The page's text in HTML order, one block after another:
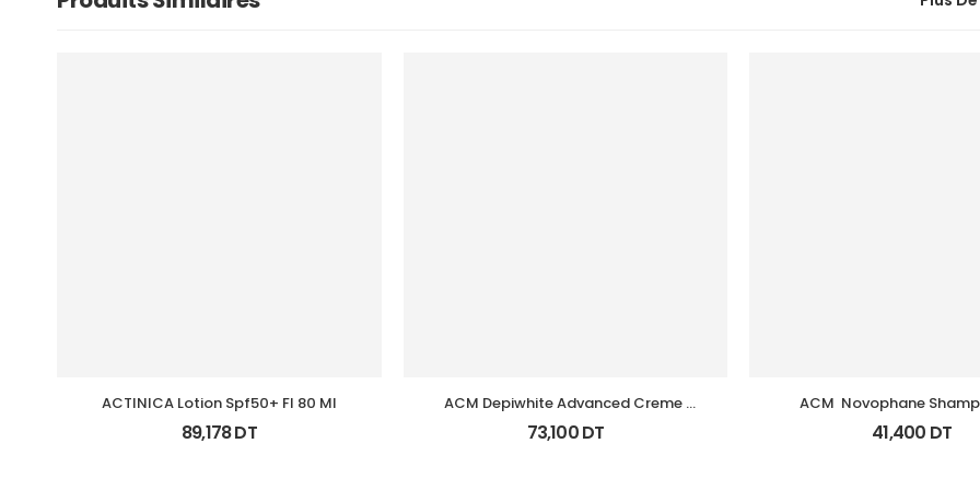
ACTINICA Lotion Spf50+ Fl 80 Ml
89,178DT
ACM Depiwhite Advanced Creme
Depigmentant Tb 40Ml
73,100DT
ACM  Novophane
Energisant Fl 200Ml
41,400 DT